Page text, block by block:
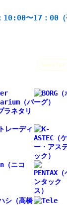
10:00〜17：00（
Seestar